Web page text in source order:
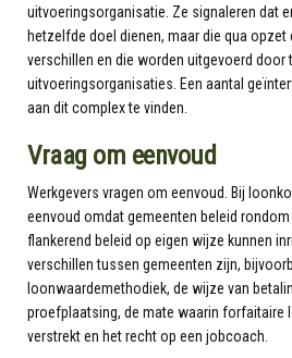
uitvoeringsorganisatie. Ze signaleren dat
hetzelfde doel dienen, maar die qua opzet
verschillen en die worden uitgevoerd door
uitvoeringsorganisaties. Een aantal
aan dit complex te vinden.
Vraag om eenvoud
Werkgevers vragen om eenvoud. Bij
eenvoud omdat gemeenten beleid
flankerend beleid op eigen wijze kunnen
verschillen tussen gemeenten zijn,
loonwaardemethodiek, de wijze van
proefplaatsing, de mate waarin
verstrekt en het recht op een jobcoach.